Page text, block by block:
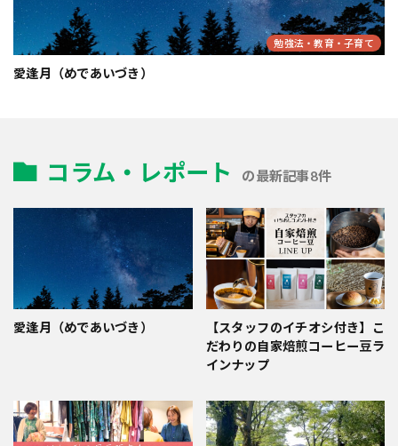
勉強法・教育・子育て
愛逢月（めであいづき）
コラム・レポート の最新記事8件
愛逢月（めであいづき）
【スタッフのイチオシ付き】こ
だわりの自家焙煎コーヒー豆ラ
インナップ